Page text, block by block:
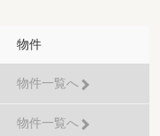
物件
物件一覧へ
物件一覧へ